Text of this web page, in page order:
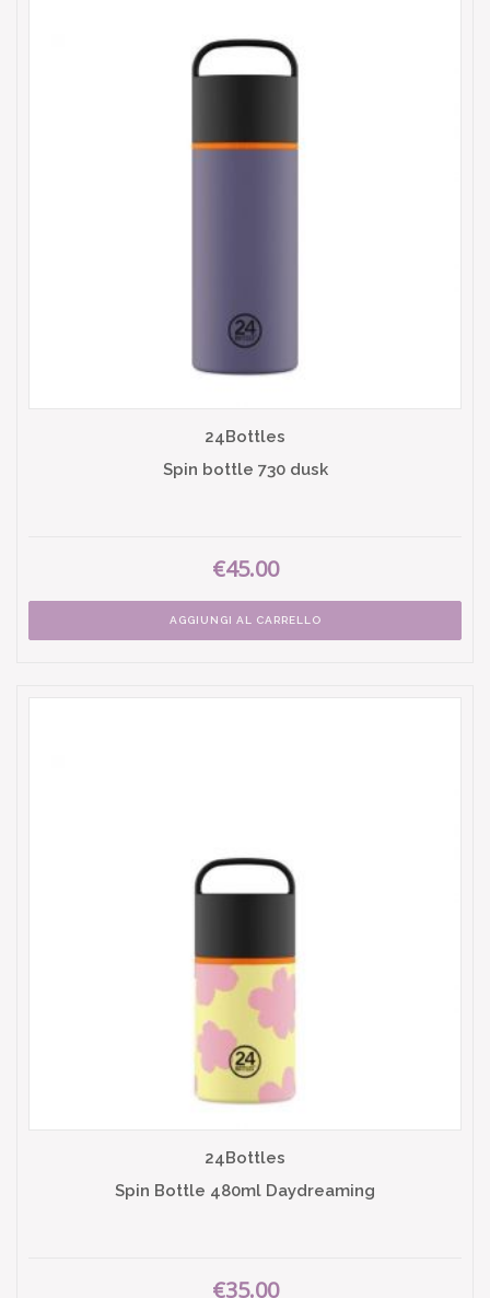
24Bottles
Spin bottle 730 dusk
€45.00
AGGIUNGI AL CARRELLO
24Bottles
Spin Bottle 480ml Daydreaming
€35.00